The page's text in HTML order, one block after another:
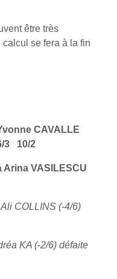
être très
se fera à la fin
CAVALLE
3 10/2
Arina VASILESCU
COLLINS (-4/6)
KA (-2/6) défaite